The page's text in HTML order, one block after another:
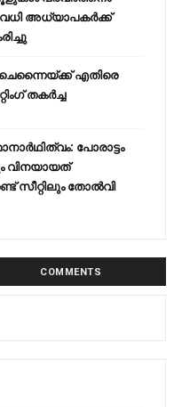
അധ്യാപകര്‍ക്ക്
എതിരെ
തകർച്ച
പോരാട്ടം
വിനയായത്
സീറ്റിലും തോൽവി
COMMENTS